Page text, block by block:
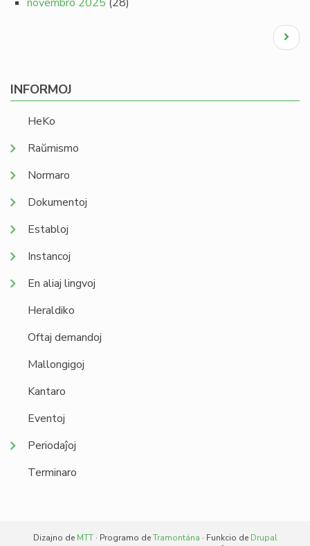
Next
page
INFORMOJ
HeKo
Raŭmismo
Normaro
Dokumentoj
Establoj
Instancoj
En aliaj lingvoj
Heraldiko
Oftaj demandoj
Mallongigoj
Kantaro
Eventoj
Periodaĵoj
Terminaro
Dizajno de MTT· Programo deTramontána · Funkcio de Drupal